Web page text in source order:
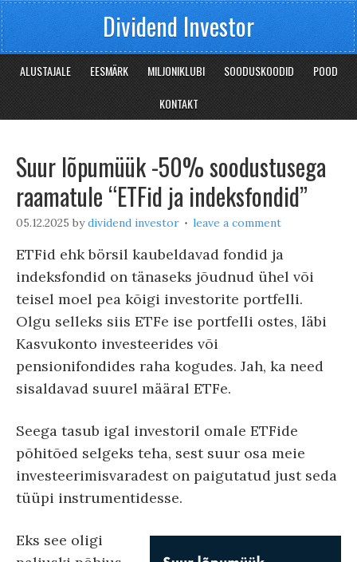
Dividend Investor
ALUSTAJALE EESMÄRK MILJONIKLUBI SOODUSKOODID
POOD
KONTAKT
Suur lõpumüük -50% soodustusega
raamatule “ETFid ja indeksfondid”
05.12.2025 bydividend investor leave a comment
ETFid ehk börsil kaubeldavad fondid ja
indeksfondid on tänaseks jõudnud ühel või
teisel moel pea kõigi investorite portfelli.
Olgu selleks siis ETFe ise portfelli ostes, läbi
Kasvukonto investeerides või
pensionifondides raha kogudes. Jah, ka need
sisaldavad suurel määral ETFe.
Seega tasub igal investoril omale ETFide
põhitõed selgeks teha, sest suur osa meie
investeerimisvaradest on paigutatud just seda
tüüpi instrumentidesse.
Eks see oligi